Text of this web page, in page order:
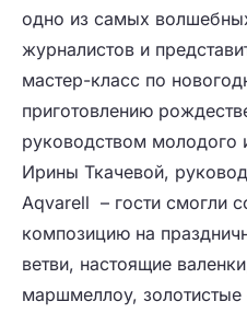
одно из самых
журналистов и
мастер-класс по
приготовлению
руководством молодого
Ирины Ткачевой,
Aqvarell – гости смогли
композицию на
ветви, настоящие
маршмеллоу,